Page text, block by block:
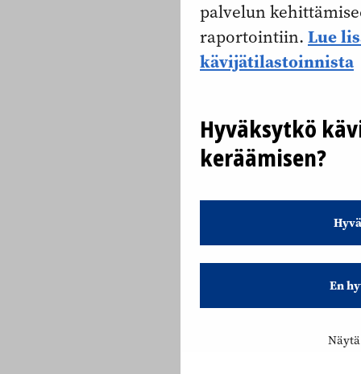
palvelun
raportointiin. Lue
kävijätilastoinnista
Hyväksytkö
keräämisen?
En